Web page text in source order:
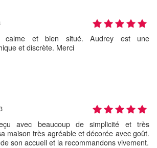
calme et bien situé. Audrey est une
et discrète. Merci
avec beaucoup de simplicité et très
maison très agréable et décorée avec goût.
son accueil et la recommandons vivement.